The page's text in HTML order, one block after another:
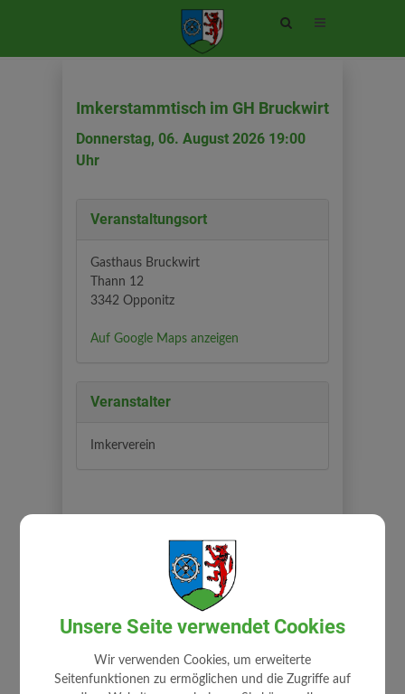
Site
toggle
Imkerstammtisch im GH Bruckwirt
Donnerstag, 06. August 2026 19:00
Uhr
Veranstaltungsort
Gasthaus Bruckwirt
Thann 12
3342 Opponitz
Auf Google Maps anzeigen
Veranstalter
Imkerverein
⇐ zurück
Unsere Seite verwendet Cookies
Wir verwenden Cookies, um erweiterte
Seitenfunktionen zu ermöglichen und die Zugriffe auf